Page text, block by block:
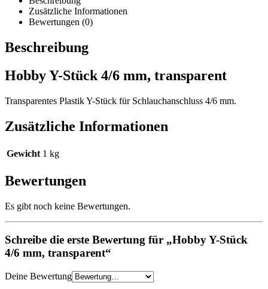
Zusätzliche Informationen
Bewertungen (0)
Beschreibung
Hobby Y-Stück 4/6 mm, transparent
Transparentes Plastik Y-Stück für Schlauchanschluss 4/6 mm.
Zusätzliche Informationen
Gewicht 1 kg
Bewertungen
Es gibt noch keine Bewertungen.
Schreibe die erste Bewertung für „Hobby Y-Stück
4/6 mm, transparent“
Deine Bewertung